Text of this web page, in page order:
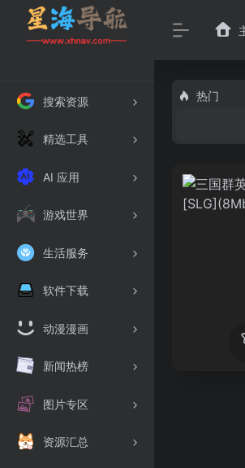
搜索资源
精选工具
AI 应用
游戏世界
生活服务
软件下载
动漫漫画
新闻热榜
图片专区
资源汇总
热门